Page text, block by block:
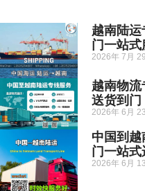
越南陆运
门一站式
2026年 7月
越南物流
送货到门
2026年 6月
中国到越
门一站
2026年 6月